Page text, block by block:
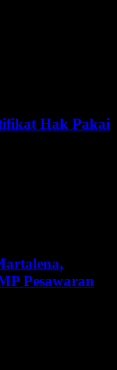
Hak Pakai
Pesawaran